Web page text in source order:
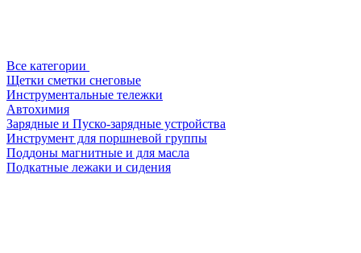
Все категории
Щетки сметки снеговые
Инструментальные тележки
Автохимия
Зарядные и Пуско-зарядные устройства
Инструмент для поршневой группы
Поддоны магнитные и для масла
Подкатные лежаки и сидения